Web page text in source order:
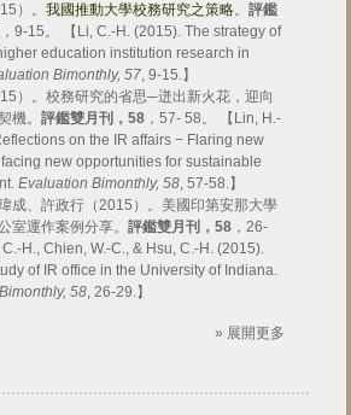
）。我國推動大學校務研究之策略。評鑑
，9-15。 【Li, C.-H. (2015). The strategy of
education institution research in
Bimonthly, 57, 9-15.】
）。校務研究的省思─迸出新火花，迎向
機。評鑑雙月刊，58 ，57- 58。 【Lin, H.-
on the IR affairs − Flaring new
new opportunities for sustainable
Evaluation Bimonthly, 58, 57-58.】
成、許政行（2015）。美國印第安那大學
室運作案例分享。評鑑雙月刊，58 ，26-
H., Chien, W.-C., & Hsu, C.-H. (2015).
of IR office in the University of Indiana.
58, 26-29.】
» 展開更多